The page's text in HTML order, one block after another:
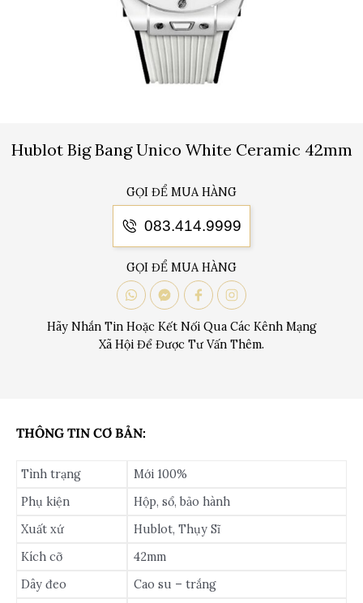
Hublot Big Bang Unico White Ceramic 42mm
GỌI ĐỂ MUA HÀNG
083.414.9999
GỌI ĐỂ MUA HÀNG
Hãy Nhắn Tin Hoặc Kết Nối Qua Các Kênh Mạng
Xã Hội Để Được Tư Vấn Thêm.
THÔNG TIN CƠ BẢN:
Tình trạng
Mới 100%
Phụ kiện
Hộp, sổ, bảo hành
Xuất xứ
Hublot, Thụy Sĩ
Kích cỡ
42mm
Dây đeo
Cao su – trắng